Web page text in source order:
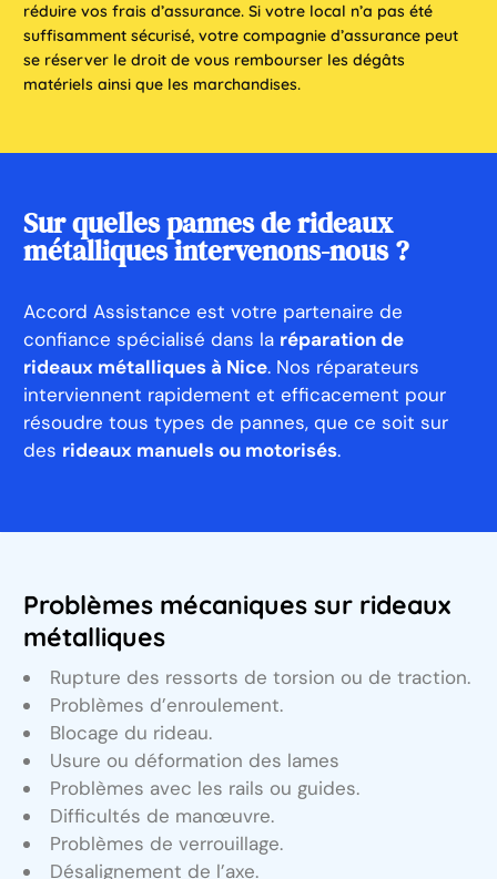
réduire vos frais d’assurance. Si votre local n’a pas été
suffisamment sécurisé, votre compagnie d’assurance peut
se réserver le droit de vous rembourser les dégâts
matériels ainsi que les marchandises.
Sur quelles pannes de rideaux
métalliques intervenons-nous ?​
Accord Assistance est votre partenaire de
confiance spécialisé dans la réparation de
rideaux métalliques à Nice. Nos réparateurs
interviennent rapidement et efficacement pour
résoudre tous types de pannes, que ce soit sur
des rideaux manuels ou motorisés.
Problèmes mécaniques sur rideaux
métalliques
Rupture des ressorts de torsion ou de traction.
Problèmes d’enroulement.
Blocage du rideau.
Usure ou déformation des lames
Problèmes avec les rails ou guides.
Difficultés de manœuvre.
Problèmes de verrouillage.
Désalignement de l’axe.